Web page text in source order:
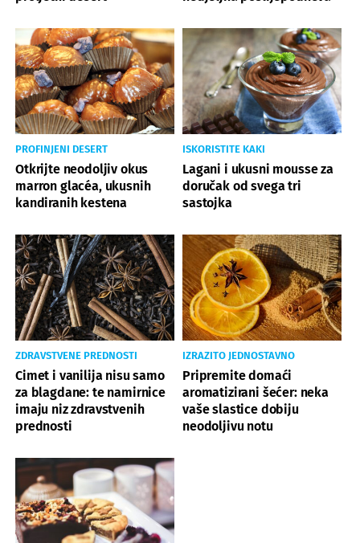
PROFINJENI DESERT
Otkrijte neodoljiv okus
marron glacéa, ukusnih
kandiranih kestena
ISKORISTITE KAKI
Lagani i ukusni mousse za
doručak od svega tri
sastojka
ZDRAVSTVENE PREDNOSTI
Cimet i vanilija nisu samo
za blagdane: te namirnice
imaju niz zdravstvenih
prednosti
IZRAZITO JEDNOSTAVNO
Pripremite domaći
aromatizirani šećer: neka
vaše slastice dobiju
neodoljivu notu